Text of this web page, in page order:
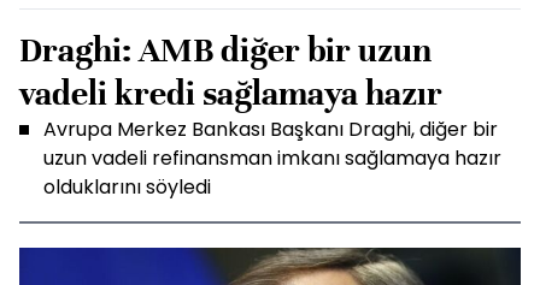
Draghi: AMB diğer bir uzun
vadeli kredi sağlamaya hazır
Avrupa Merkez Bankası Başkanı Draghi, diğer bir
uzun vadeli refinansman imkanı sağlamaya hazır
olduklarını söyledi